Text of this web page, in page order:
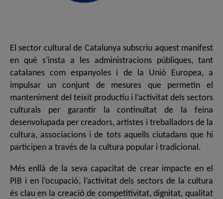
El sector cultural de Catalunya subscriu aquest manifest
en què s'insta a les administracions públiques, tant
catalanes com espanyoles i de la Unió Europea, a
impulsar un conjunt de mesures que permetin el
manteniment del teixit productiu i l’activitat dels sectors
culturals per garantir la continuïtat de la feina
desenvolupada per creadors, artistes i treballadors de la
cultura, associacions i de tots aquells ciutadans que hi
participen a través de la cultura popular i tradicional.
Més enllà de la seva capacitat de crear impacte en el
PIB i en l’ocupació, l’activitat dels sectors de la cultura
és clau en la creació de competitivitat, dignitat, qualitat